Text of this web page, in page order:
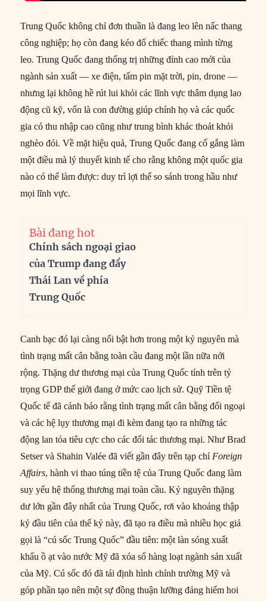
Trung Quốc không chỉ đơn thuần là đang leo lên nấc thang
công nghiệp; họ còn đang kéo đổ chiếc thang mình từng
leo. Trung Quốc đang thống trị những đỉnh cao mới của
ngành sản xuất — xe điện, tấm pin mặt trời, pin, drone —
nhưng lại không hề rút lui khỏi các lĩnh vực thâm dụng lao
động cũ kỹ, vốn là con đường giúp chính họ và các quốc
gia có thu nhập cao cũng như trung bình khác thoát khỏi
nghèo đói. Về mặt hiệu quả, Trung Quốc đang cố gắng làm
một điều mà lý thuyết kinh tế cho rằng không một quốc gia
nào có thể làm được: duy trì lợi thế so sánh trong hầu như
mọi lĩnh vực.
Bài đang hot
Chính sách ngoại giao
của Trump đang đẩy
Thái Lan về phía
Trung Quốc
Canh bạc đó lại càng nổi bật hơn trong một kỷ nguyên mà
tình trạng mất cân bằng toàn cầu đang một lần nữa nới
rộng. Thặng dư thương mại của Trung Quốc tính trên tỷ
trọng GDP thế giới đang ở mức cao lịch sử. Quỹ Tiền tệ
Quốc tế đã cảnh báo rằng tình trạng mất cân bằng đối ngoại
và các hệ lụy thương mại đi kèm đang tạo ra những tác
động lan tỏa tiêu cực cho các đối tác thương mại. Như Brad
Setser và Shahin Valée đã viết gần đây trên tạp chí Foreign
Affairs, hành vi thao túng tiền tệ của Trung Quốc đang làm
suy yếu hệ thống thương mại toàn cầu. Kỷ nguyên thặng
dư lớn gần đây nhất của Trung Quốc, rơi vào khoảng thập
kỷ đầu tiên của thế kỷ này, đã tạo ra điều mà nhiều học giả
gọi là “cú sốc Trung Quốc” đầu tiên: một làn sóng xuất
khẩu ồ ạt vào nước Mỹ đã xóa sổ hàng loạt ngành sản xuất
của Mỹ. Cú sốc đó đã tái định hình chính trường Mỹ và
góp phần tạo nên một sự đồng thuận lưỡng đảng hiếm hoi